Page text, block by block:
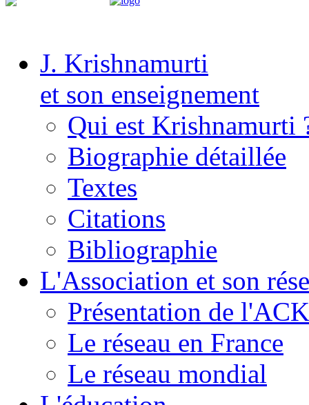
J. Krishnamurti
et son enseignement
Qui est Krishnamurti
Biographie détaillée
Textes
Citations
Bibliographie
L'Association et son
Présentation de l'ACK
Le réseau en France
Le réseau mondial